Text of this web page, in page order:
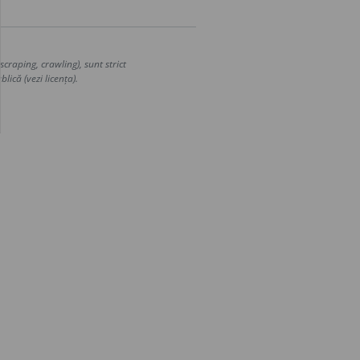
crawling), sunt strict
(vezi licența).